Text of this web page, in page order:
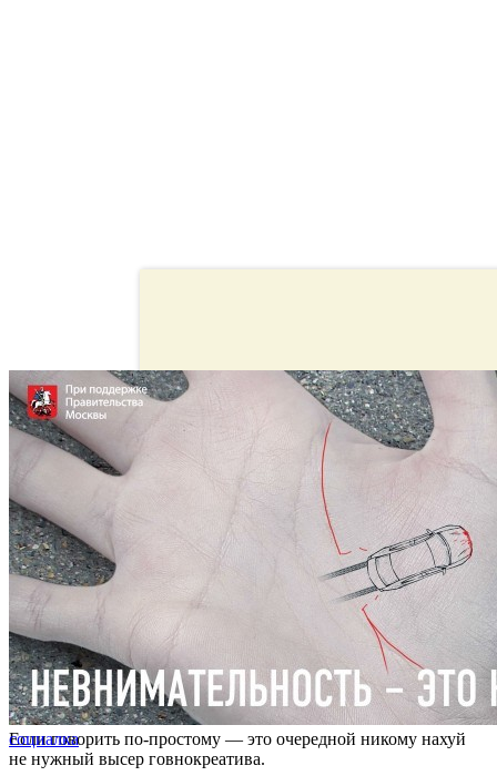
Если говорить по-простому — это очередной никому нахуй
не нужный высер говнокреатива.
социалка